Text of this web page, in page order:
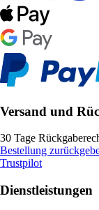
Versand und
30 Tage
Bestellung
Trustpilot
Dienstleistungen